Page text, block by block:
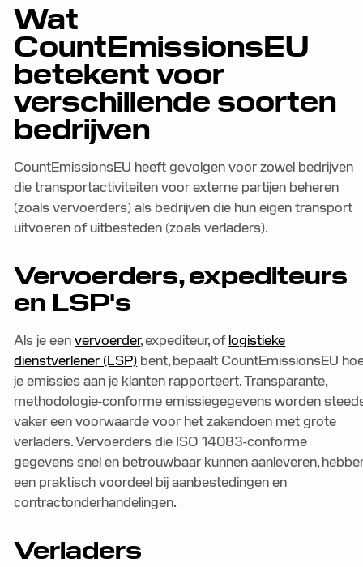
Wat
CountEmissionsEU
betekent voor
verschillende soorten
bedrijven
CountEmissionsEU heeft gevolgen voor zowel bedrijven
die transportactiviteiten voor externe partijen beheren
(zoals vervoerders) als bedrijven die hun eigen transport
uitvoeren of uitbesteden (zoals verladers).
Vervoerders, expediteurs
en LSP's
Als je eenvervoerder, expediteur, oflogistieke
dienstverlener (LSP) bent, bepaalt CountEmissionsEU
je emissies aan je klanten rapporteert. Transparante,
methodologie-conforme emissiegegevens worden
vaker een voorwaarde voor het zakendoen met grote
verladers. Vervoerders die ISO 14083-conforme
gegevens snel en betrouwbaar kunnen aanleveren,
een praktisch voordeel bij aanbestedingen en
contractonderhandelingen.
Verladers